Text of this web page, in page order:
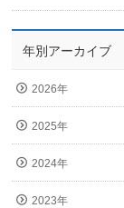
年別アーカイブ
2026年
2025年
2024年
2023年